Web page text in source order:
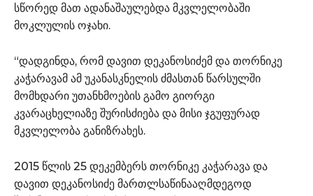
სწორედ მათ ადანაშაულებდა მკვლელობაში
მოკლულის ოჯახი.
“დადგინდა, რომ დავით დეკანოსიძემ და თორნიკე
კაჭარავამ ამ უკანასკნელის ძმასთან წარსულში
მომხდარი უთანხმოების გამო გიორგი
კვარაცხელიაზე შურისძიება და მისი ჯგუფურად
მკვლელობა განიზრახეს.
2015 წლის 25 დეკემბერს თორნიკე კაჭარავა და
დავით დეკანოსიძე მართლსაწინააღმდეგოდ